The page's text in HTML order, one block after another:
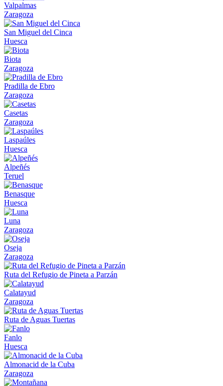
Valpalmas
Zaragoza
San Miguel del Cinca
Huesca
Biota
Zaragoza
Pradilla de Ebro
Zaragoza
Casetas
Zaragoza
Laspaúles
Huesca
Alpeñés
Teruel
Benasque
Huesca
Luna
Zaragoza
Oseja
Zaragoza
Ruta del Refugio de Pineta a Parzán
Calatayud
Zaragoza
Ruta de Aguas Tuertas
Fanlo
Huesca
Almonacid de la Cuba
Zaragoza